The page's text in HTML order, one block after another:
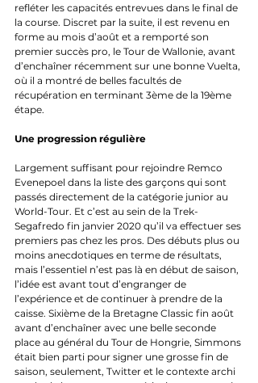
refléter les capacités entrevues dans le final de
la course. Discret par la suite, il est revenu en
forme au mois d’août et a remporté son
premier succès pro, le Tour de Wallonie, avant
d’enchaîner récemment sur une bonne Vuelta,
où il a montré de belles facultés de
récupération en terminant 3ème de la 19ème
étape.
Une progression régulière
Largement suffisant pour rejoindre Remco
Evenepoel dans la liste des garçons qui sont
passés directement de la catégorie junior au
World-Tour. Et c’est au sein de la Trek-
Segafredo fin janvier 2020 qu’il va effectuer ses
premiers pas chez les pros. Des débuts plus ou
moins anecdotiques en terme de résultats,
mais l’essentiel n’est pas là en début de saison,
l’idée est avant tout d’engranger de
l’expérience et de continuer à prendre de la
caisse. Sixième de la Bretagne Classic fin août
avant d’enchaîner avec une belle seconde
place au général du Tour de Hongrie, Simmons
était bien parti pour signer une grosse fin de
saison, seulement, Twitter et le contexte archi